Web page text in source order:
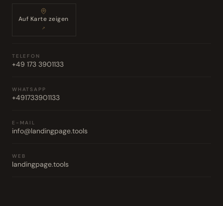
Auf Karte zeigen
↗
TELEFON
+49 173 3901133
WHATSAPP
+491733901133
E-MAIL
info@landingpage.tools
WEB
landingpage.tools